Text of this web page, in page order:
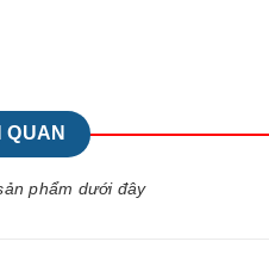
QUAN
phẩm dưới đây